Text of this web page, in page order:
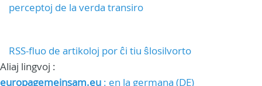
perceptoj de la verda transiro
RSS-fluo de artikoloj por ĉi tiu ŝlosilvorto
Aliaj lingvoj :
europagemeinsam.eu : en la germana (DE)